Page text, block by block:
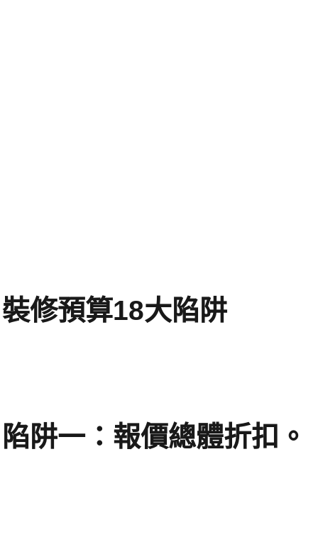
裝修預算18大陷阱
陷阱一：報價總體折扣。